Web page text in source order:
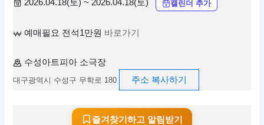
2026.04.18(토) ~ 2026.04.18(토) 캘린더 추가
예매필요 전석1만원 바로가기
수성아트피아 소극장
대구광역시 수성구 무학로 180 주소 복사하기
즐겨찾기하고 알림받기